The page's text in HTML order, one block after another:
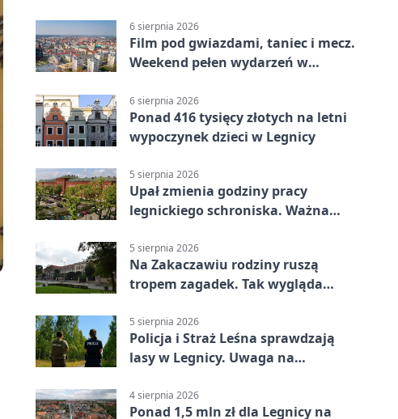
6 sierpnia 2026
Film pod gwiazdami, taniec i mecz.
Weekend pełen wydarzeń w
6 sierpnia 2026
Ponad 416 tysięcy złotych na letni
wypoczynek dzieci w Legnicy
5 sierpnia 2026
Upał zmienia godziny pracy
legnickiego schroniska. Ważna
5 sierpnia 2026
Na Zakaczawiu rodziny ruszą
tropem zagadek. Tak wygląda
5 sierpnia 2026
Policja i Straż Leśna sprawdzają
lasy w Legnicy. Uwaga na
4 sierpnia 2026
Ponad 1,5 mln zł dla Legnicy na